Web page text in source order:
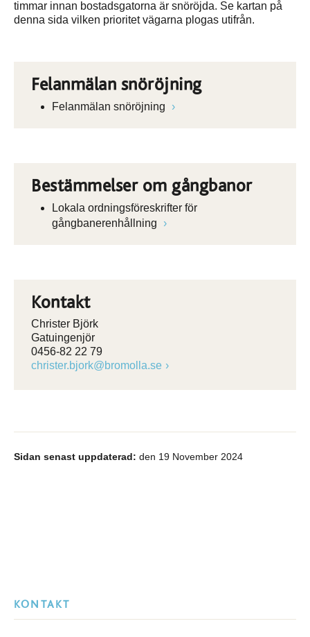
timmar innan bostadsgatorna är snöröjda. Se kartan på
denna sida vilken prioritet vägarna plogas utifrån.
Felanmälan snöröjning
Felanmälan snöröjning
Bestämmelser om gångbanor
Lokala ordningsföreskrifter för
gångbanerenhållning
Kontakt
Christer Björk
Gatuingenjör
0456-82 22 79
christer.bjork@bromolla.se
Sidan senast uppdaterad: den 19 November 2024
KONTAKT